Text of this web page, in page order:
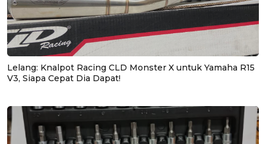
Lelang: Knalpot Racing CLD Monster X untuk Yamaha R15
V3, Siapa Cepat Dia Dapat!